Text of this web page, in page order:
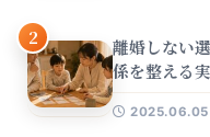
2
離婚しない
係を整える
2025.06.05